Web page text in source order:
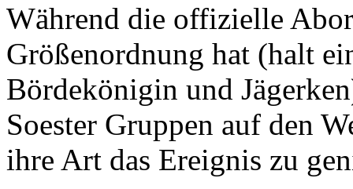
Während die offizielle
Größenordnung hat (halt
Bördekönigin und
Soester Gruppen auf den
ihre Art das Ereignis zu